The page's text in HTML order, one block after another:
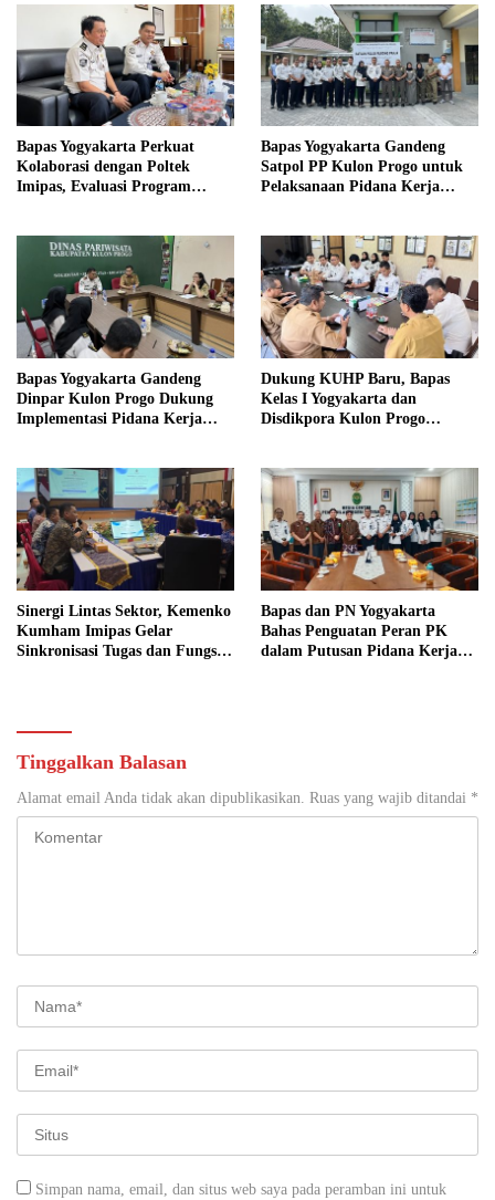
Bapas Yogyakarta Perkuat
Kolaborasi dengan Poltek
Imipas, Evaluasi Program
Bapas Yogyakarta Gandeng
Satpol PP Kulon Progo untuk
Pelaksanaan Pidana Kerja
Bapas Yogyakarta Gandeng
Dinpar Kulon Progo Dukung
Implementasi Pidana Kerja
Dukung KUHP Baru, Bapas
Kelas I Yogyakarta dan
Disdikpora Kulon Progo
Sinergi Lintas Sektor, Kemenko
Kumham Imipas Gelar
Sinkronisasi Tugas dan Fungsi
Bapas dan PN Yogyakarta
Bahas Penguatan Peran PK
dalam Putusan Pidana Kerja
Tinggalkan Balasan
Alamat email Anda tidak akan dipublikasikan. Ruas yang wajib ditandai *
Simpan nama, email, dan situs web saya pada peramban ini untuk